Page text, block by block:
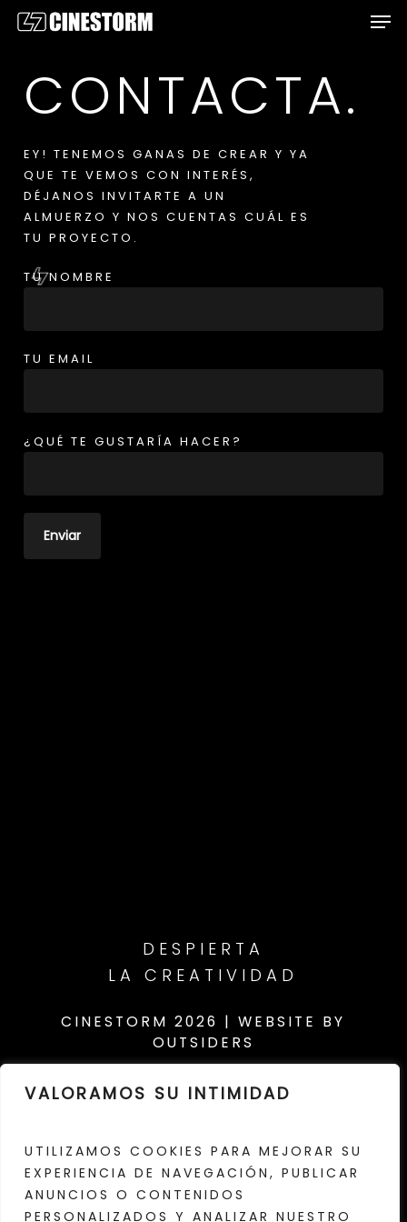
VALORAMOS SU INTIMIDAD
UTILIZAMOS COOKIES PARA MEJORAR SU
EXPERIENCIA DE NAVEGACIÓN, PUBLICAR
ANUNCIOS O CONTENIDOS
PERSONALIZADOS Y ANALIZAR NUESTRO
SKIP
TO
CONTACTA.
EY! TENEMOS GANAS DE CREAR Y YA
QUE TE VEMOS CON INTERÉS,
DÉJANOS INVITARTE A UN
ALMUERZO Y NOS CUENTAS CUÁL ES
TU PROYECTO.
TU NOMBRE
TU EMAIL
¿QUÉ TE GUSTARÍA HACER?
DESPIERTA
LA CREATIVIDAD
CINESTORM2026 |WEBSITE BY
OUTSIDERS
AVISO LEGAL·PRIVACIDAD